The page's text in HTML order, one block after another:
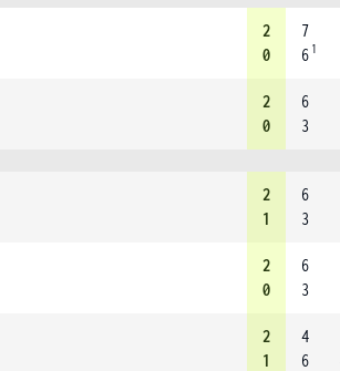
2
0
7
6 1
2
0
6
3
2
1
6
3
2
0
6
3
2
1
4
6